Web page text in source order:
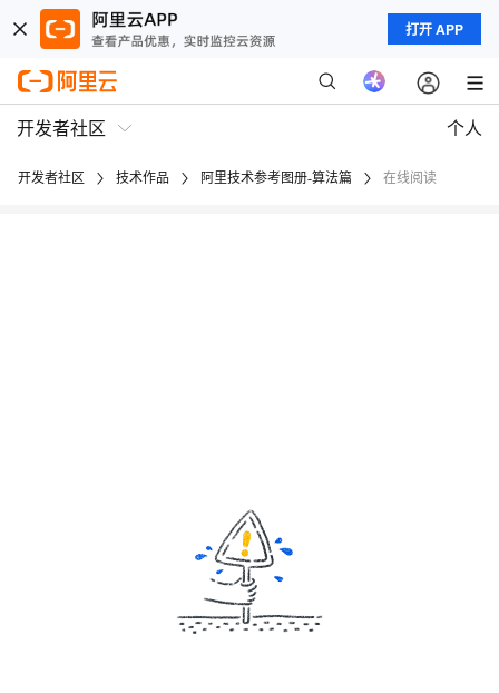
打开 APP
开发者社区 个人
开发者社区 技术作品 阿里技术参考图册-算法篇 在线阅读